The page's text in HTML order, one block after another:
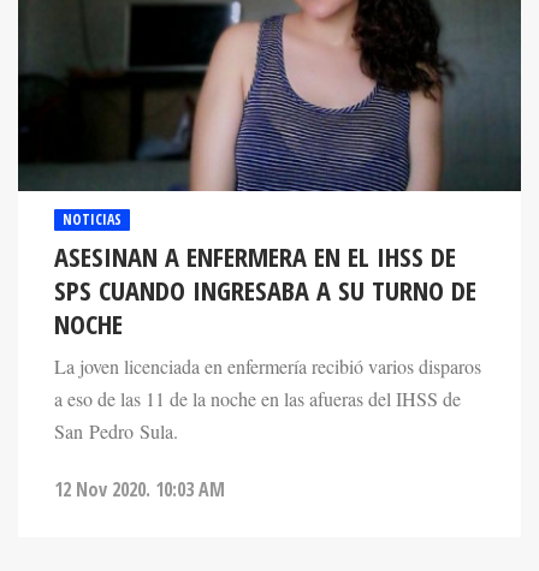
ASESINAN A ENFERMERA EN EL IHSS DE
SPS CUANDO INGRESABA A SU TURNO DE
NOCHE
La joven licenciada en enfermería recibió varios disparos
a eso de las 11 de la noche en las afueras del IHSS de
San Pedro Sula.